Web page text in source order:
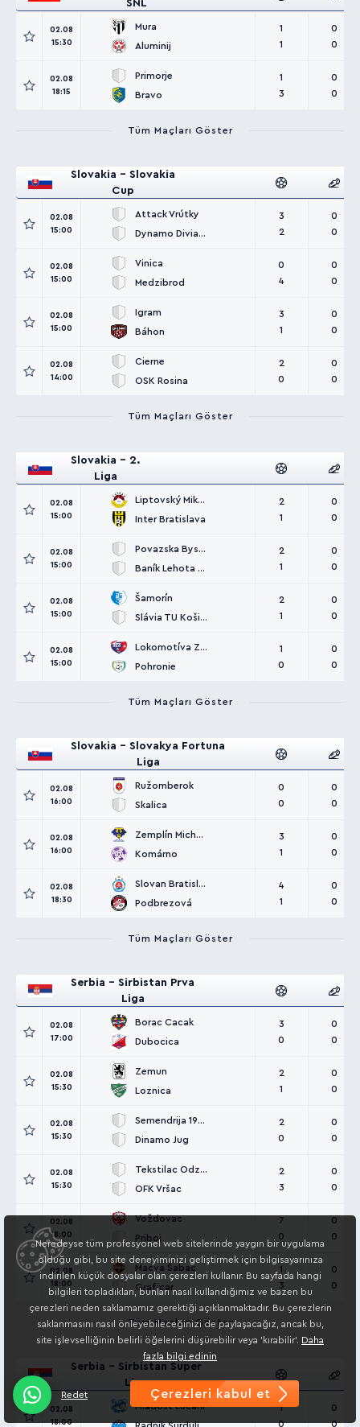
SNL
02.08
15:30
Mura
Aluminij
1
1
0
0
02.08
18:15
Primorje
Bravo
1
3
0
0
Tüm Maçları Göster
Slovakia - Slovakia
Cup
02.08
15:00
Attack Vrútky
Dynamo Diviaky
3
2
0
0
02.08
15:00
Vinica
Medzibrod
0
4
0
0
02.08
15:00
Igram
Báhon
3
1
0
0
02.08
14:00
Cierne
OSK Rosina
2
0
0
0
Tüm Maçları Göster
Slovakia - 2.
Liga
02.08
15:00
Liptovský Mikuláš
Inter Bratislava
2
1
0
0
02.08
15:00
Povazska Bystrica
Baník Lehota p.Vtáčnikom
2
1
0
0
02.08
15:00
Šamorín
Slávia TU Košice
2
1
0
0
02.08
15:00
Lokomotíva Zvolen
Pohronie
1
0
0
0
Tüm Maçları Göster
Slovakia - Slovakya Fortuna
Liga
02.08
16:00
Ružomberok
Skalica
0
0
0
0
02.08
16:00
Zemplín Michalovce
Komárno
3
1
0
0
02.08
18:30
Slovan Bratislava
Podbrezová
4
1
0
0
Tüm Maçları Göster
Serbia - Sirbistan Prva
Liga
02.08
17:00
Borac Cacak
Dubocica
3
0
0
0
02.08
15:30
Zemun
Loznica
2
1
0
0
02.08
15:30
Semendrija 1924
Dinamo Jug
2
0
0
0
02.08
15:30
Tekstilac Odzaci
OFK Vršac
2
3
0
0
02.08
18:00
Voždovac
Priboj
7
0
0
0
02.08
18:00
Macva Šabac
Graficar
1
3
0
0
Tüm Maçları Göster
Serbia - Sirbistan Super
Liga
02.08
18:00
Mladost Lucani
1
0
0
0
Neredeyse tüm profesyonel web sitelerinde yaygın bir uygulama
olduğu gibi, bu site deneyiminizi geliştirmek için bilgisayarınıza
indirilen küçük dosyalar olan çerezleri kullanır. Bu sayfada hangi
bilgileri topladıkları, bunları nasıl kullandığımız ve bazen bu
çerezleri neden saklamamız gerektiği açıklanmaktadır. Bu çerezlerin
saklanmasını nasıl önleyebileceğinizi de paylaşacağız, ancak bu,
site işlevselliğinin belirli öğelerini düşürebilir veya 'kırabilir'. Daha
fazla bilgi edinin
Redet Çerezleri kabul et